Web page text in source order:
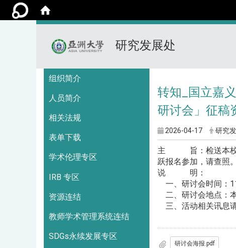
研究发展处
组织简介
人员简介
相关法规
表单下载
学术伦理专区
IRB 专区
资源连结
教师学术管理系统连结
SDGs永续发展专区
转知_国立嘉
研讨会」征稿
2026-04-17 研究
主 旨：检送本校应
跃报名参加，请查照。
说 明：
一、研讨会时间：
二、研讨会地点：
三、活动相关讯息
研讨会海报.pdf